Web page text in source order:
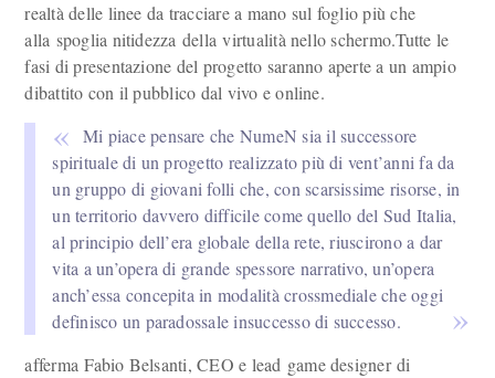
realtà delle linee da tracciare a mano sul foglio più che
alla spoglia nitidezza della virtualità nello schermo.Tutte le
fasi di presentazione del progetto saranno aperte a un ampio
dibattito con il pubblico dal vivo e online.
Mi piace pensare che NumeN sia il successore
spirituale di un progetto realizzato più di vent’anni fa da
un gruppo di giovani folli che, con scarsissime risorse, in
un territorio davvero difficile come quello del Sud Italia,
al principio dell’era globale della rete, riuscirono a dar
vita a un’opera di grande spessore narrativo, un’opera
anch’essa concepita in modalità crossmediale che oggi
definisco un paradossale insuccesso di successo.
afferma Fabio Belsanti, CEO e lead game designer di